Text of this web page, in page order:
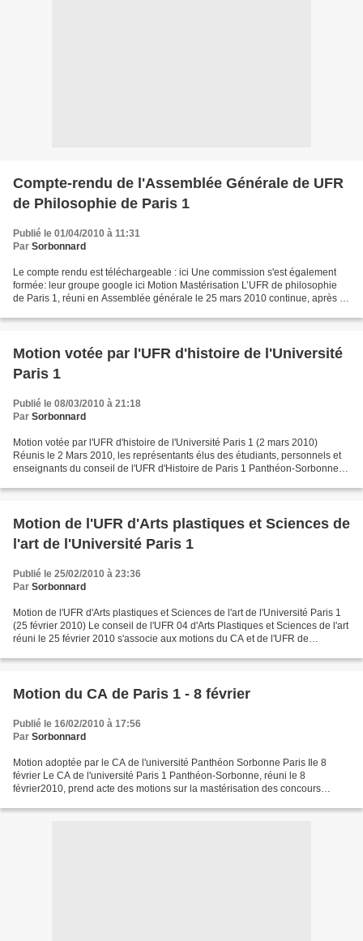
Compte-rendu de l'Assemblée Générale de UFR
de Philosophie de Paris 1
Publié le 01/04/2010 à 11:31
Par Sorbonnard
Le compte rendu est téléchargeable : ici Une commission s'est également
formée: leur groupe google ici Motion Mastérisation L’UFR de philosophie
de Paris 1, réuni en Assemblée générale le 25 mars 2010 continue, après la
Motion votée par l'UFR d'histoire de l'Université
Paris 1
Publié le 08/03/2010 à 21:18
Par Sorbonnard
Motion votée par l'UFR d'histoire de l'Université Paris 1 (2 mars 2010)
Réunis le 2 Mars 2010, les représentants élus des étudiants, personnels et
enseignants du conseil de l'UFR d'Histoire de Paris 1 Panthéon-Sorbonne
Motion de l'UFR d'Arts plastiques et Sciences de
l'art de l'Université Paris 1
Publié le 25/02/2010 à 23:36
Par Sorbonnard
Motion de l'UFR d'Arts plastiques et Sciences de l'art de l'Université Paris 1
(25 février 2010) Le conseil de l'UFR 04 d'Arts Plastiques et Sciences de l'art
réuni le 25 février 2010 s'associe aux motions du CA et de l'UFR de
Motion du CA de Paris 1 - 8 février
Publié le 16/02/2010 à 17:56
Par Sorbonnard
Motion adoptée par le CA de l'université Panthéon Sorbonne Paris Ile 8
février Le CA de l'université Paris 1 Panthéon-Sorbonne, réuni le 8
février2010, prend acte des motions sur la mastérisation des concours